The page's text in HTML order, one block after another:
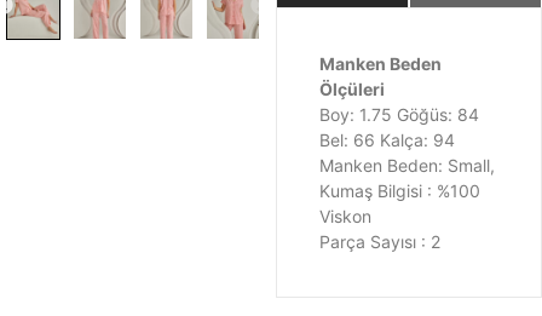
Manken Beden
Ölçüleri
Boy: 1.75 Göğüs: 84
Bel: 66 Kalça: 94
Manken Beden: Small,
Kumaş Bilgisi : %100
Viskon
Parça Sayısı : 2